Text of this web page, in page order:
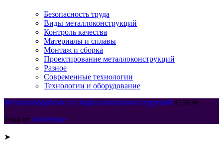
Безопасность труда
Виды металлоконструкций
Контроль качества
Материалы и сплавы
Монтаж и сборка
Проектирование металлоконструкций
Разное
Современные технологии
Технологии и оборудование
Металлообработка и сборка металлоконструкций © 2026
Тема от WP Puzzle
➤